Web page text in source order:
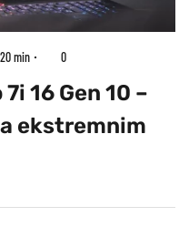
20 min 0
16 Gen 10 –
ekstremnim